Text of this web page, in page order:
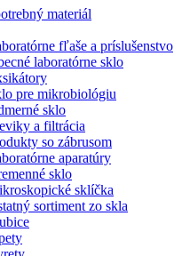
materiál
fľaše a príslušenstvo
laboratórne sklo
pre mikrobiológiu
sklo
a filtrácia
so zábrusom
aparatúry
sklo
sklíčka
sortiment zo skla